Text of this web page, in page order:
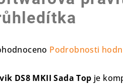
Podrobnosti
DS8 MKII Sada Top je